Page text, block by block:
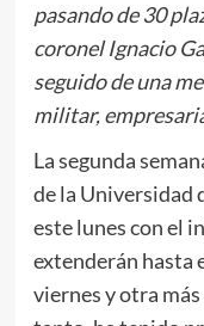
pasando de 30
coronel Ignacio
seguido de una
militar,
La segunda
de la Universidad
este lunes con el
extenderán hasta
viernes y otra